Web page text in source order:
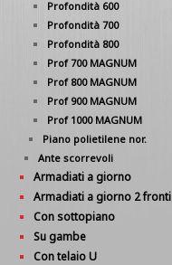
Profondità 600
Profondità 700
Profondità 800
Prof 700 MAGNUM
Prof 800 MAGNUM
Prof 900 MAGNUM
Prof 1000 MAGNUM
Piano polietilene nor.
Ante scorrevoli
Armadiati a giorno
Armadiati a giorno 2 fronti
Con sottopiano
Su gambe
Con telaio U